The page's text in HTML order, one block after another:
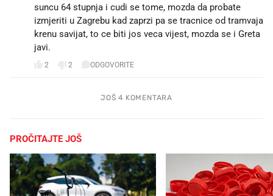
suncu 64 stupnja i cudi se tome, mozda da probate
izmjeriti u Zagrebu kad zaprzi pa se tracnice od tramvaja
krenu savijat, to ce biti jos veca vijest, mozda se i Greta
javi.
2 2 ODGOVORITE
JOŠ 4 KOMENTARA
PROČITAJTE JOŠ